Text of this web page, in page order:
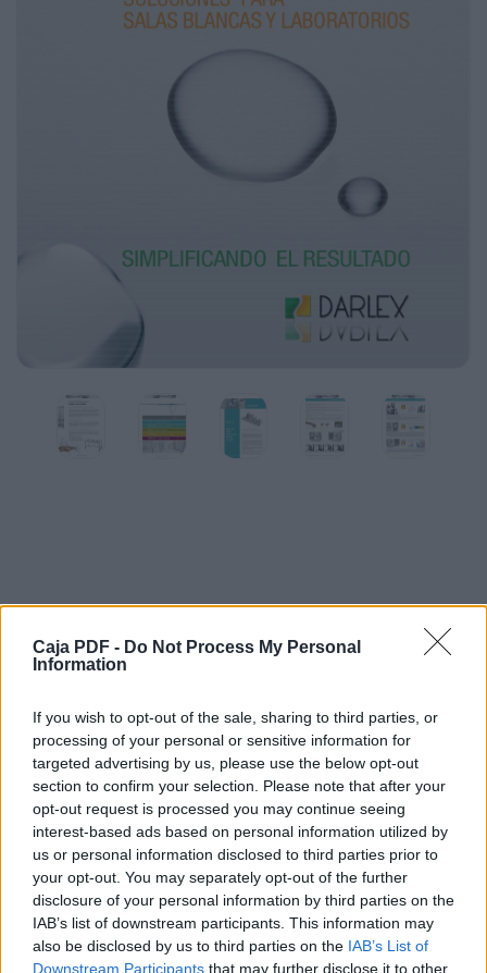
Caja PDF - Do Not Process My Personal
Information
If you wish to opt-out of the sale, sharing to third parties, or
processing of your personal or sensitive information for
targeted advertising by us, please use the below opt-out
section to confirm your selection. Please note that after your
opt-out request is processed you may continue seeing
interest-based ads based on personal information utilized by
us or personal information disclosed to third parties prior to
your opt-out. You may separately opt-out of the further
disclosure of your personal information by third parties on the
IAB’s list of downstream participants. This information may
also be disclosed by us to third parties on the IAB’s List of
Downstream Participants that may further disclose it to other
Nuestros diseños han sido especialmente
desarrollados para hacer frente a las
surgir en las salas blancas, en los vestuarios
de paso, centros productivas, etc..Lugares
donde las exigencias en materia de
higiene y normativas sean estrictas.
Podemos y queremos ofrecer nuestros
honradez y la honestidad, pero tambien desde
la certeza de que nuestra experiencia puede y
debe aportar mucho a los próximos
proyectos que se pongan en
marcha en cualquier lugar.
Siempre con los mismos principios de
EN UN MUNDO GLOBAL SOLUCIONES
PERSONALIZADAS
por ello:
•
•
Escucharemos sus necesidades
Evaluaremos las posibilidades
Les ofreceremos diversas soluciones
Les apoyaremos en sus proyectos
Realizaremos un seguimiento del proyecto
www.darlexsoluciones.es
INDICE
Descargar el documento (PDF)
RR100 CATALOGO 2017 PHARMA.pdf (PDF, 45.4 MB)